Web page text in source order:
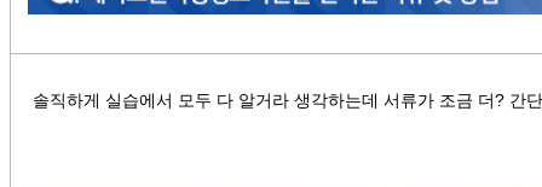
솔직하게 실습에서 모두 다 알거라 생각하는데 서류가 조금 더? 간